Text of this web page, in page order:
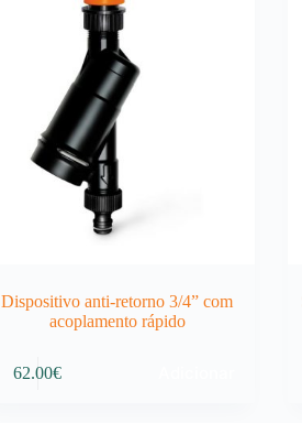
Dispositivo anti-retorno 3/4” com
acoplamento rápido
62.00€